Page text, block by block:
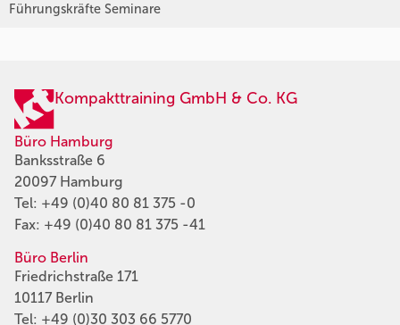
Führungskräfte Seminare
Kompakttraining GmbH & Co. KG
Büro Hamburg
Banksstraße 6
20097 Hamburg
Tel: +49 (0)40 80 81 375 -0
Fax: +49 (0)40 80 81 375 -41
Büro Berlin
Friedrichstraße 171
10117 Berlin
Tel: +49 (0)30 303 66 5770